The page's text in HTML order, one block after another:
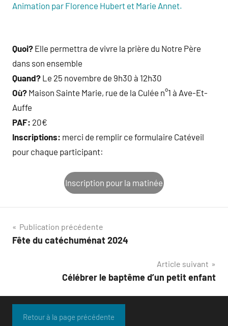
Animation par Florence Hubert et Marie Annet.
Quoi? Elle permettra de vivre la prière du Notre Père
dans son ensemble
Quand? Le 25 novembre de 9h30 à 12h30
Où? Maison Sainte Marie, rue de la Culée n°1 à Ave-Et-
Auffe
PAF: 20€
Inscriptions: merci de remplir ce formulaire Catéveil
pour chaque participant:
Inscription pour la matinée
Étiquettes
Navigation
de
Publication précédente
Fête du catéchuménat 2024
Article suivant
Célébrer le baptême d’un petit enfant